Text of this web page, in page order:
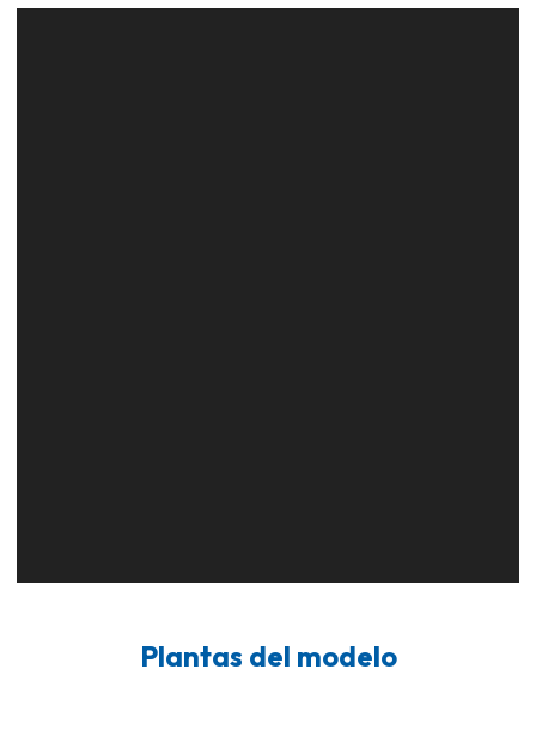
Plantas del modelo